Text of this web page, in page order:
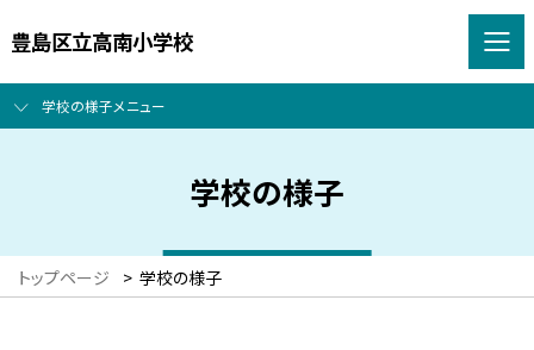
豊島区立高南小学校
学校の様子メニュー
学校の様子
トップページ > 学校の様子